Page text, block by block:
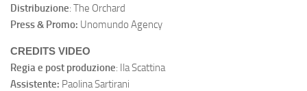
Distribuzione: The Orchard
Press & Promo: Unomundo Agency
CREDITS VIDEO
Regia e post produzione: Ila Scattina
Assistente: Paolina Sartirani